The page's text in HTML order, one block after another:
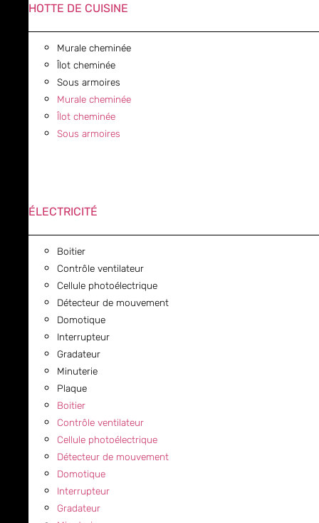
HOTTE DE CUISINE
Murale cheminée
Îlot cheminée
Sous armoires
Murale cheminée
Îlot cheminée
Sous armoires
ÉLECTRICITÉ
Boitier
Contrôle ventilateur
Cellule photoélectrique
Détecteur de mouvement
Domotique
Interrupteur
Gradateur
Minuterie
Plaque
Boitier
Contrôle ventilateur
Cellule photoélectrique
Détecteur de mouvement
Domotique
Interrupteur
Gradateur